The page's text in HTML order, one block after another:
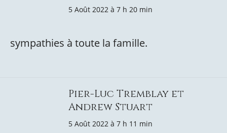
5 Août 2022 à 7 h 20 min
sympathies à toute la famille.
Pier-Luc Tremblay et
Andrew Stuart
5 Août 2022 à 7 h 11 min